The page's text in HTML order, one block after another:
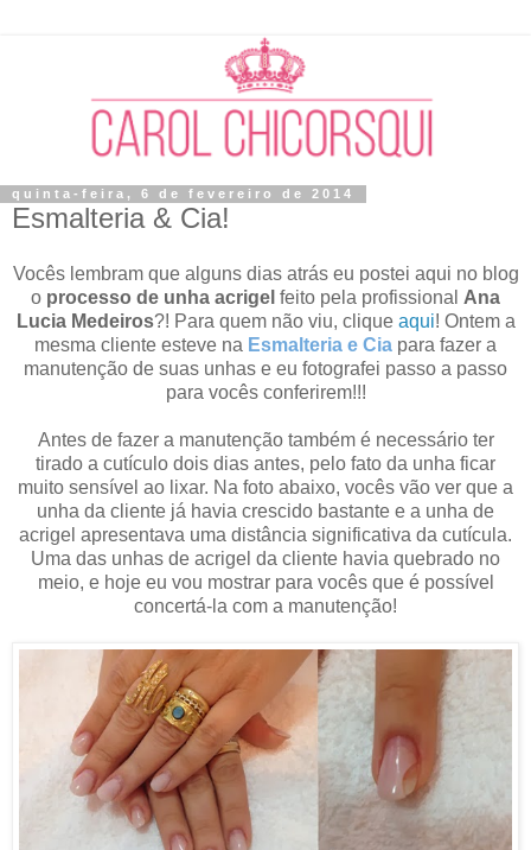
quinta-feira, 6 de fevereiro de 2014
Esmalteria & Cia!
Vocês lembram que alguns dias atrás eu postei aqui no blog
o processo de unha acrigel feito pela profissional Ana
Lucia Medeiros?! Para quem não viu, clique aqui! Ontem a
mesma cliente esteve na Esmalteria e Cia para fazer a
manutenção de suas unhas e eu fotografei passo a passo
para vocês conferirem!!!
Antes de fazer a manutenção também é necessário ter
tirado a cutículo dois dias antes, pelo fato da unha ficar
muito sensível ao lixar. Na foto abaixo, vocês vão ver que a
unha da cliente já havia crescido bastante e a unha de
acrigel apresentava uma distância significativa da cutícula.
Uma das unhas de acrigel da cliente havia quebrado no
meio, e hoje eu vou mostrar para vocês que é possível
concertá-la com a manutenção!